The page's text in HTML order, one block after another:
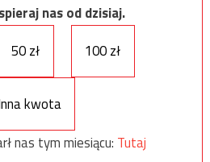
nas od dzisiaj.
50 zł 100 zł
kwota
nas tym miesiącu: Tutaj